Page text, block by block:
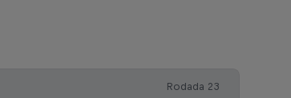
Rodada 23